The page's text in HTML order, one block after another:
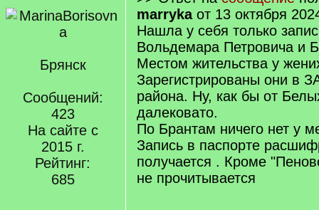
Брянск
Сообщений:
423
На сайте с
2015 г.
Рейтинг:
685
marrykaот 13 октября
Нашла у себя только
Вольдемара Петровича и
Местом жительства у
Зарегистрированы они в
района. Ну, как бы от
далековато.
По Брантам ничего нет у
Запись в паспорте
получается . Кроме
не прочитывается